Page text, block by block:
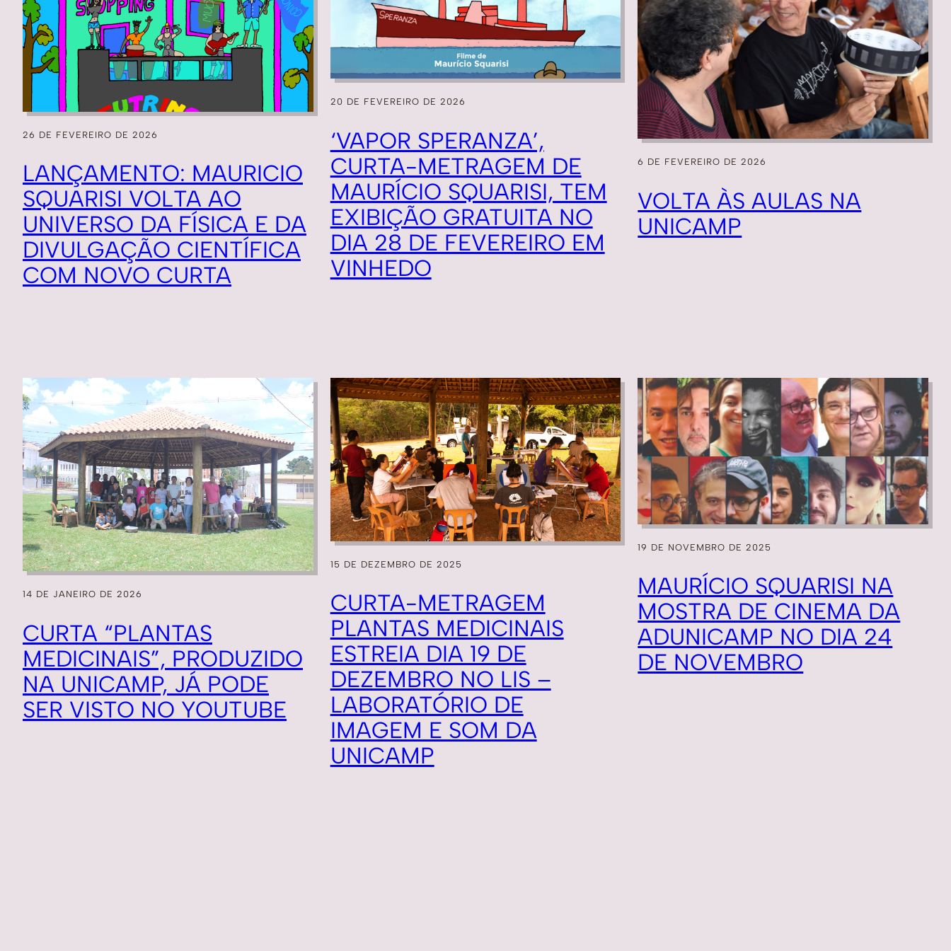
26 DE FEVEREIRO DE 2026
LANÇAMENTO: MAURICIO
SQUARISI VOLTA AO
UNIVERSO DA FÍSICA E DA
DIVULGAÇÃO CIENTÍFICA
COM NOVO CURTA
20 DE FEVEREIRO DE 2026
‘VAPOR SPERANZA’,
CURTA-METRAGEM DE
MAURÍCIO SQUARISI, TEM
EXIBIÇÃO GRATUITA NO
DIA 28 DE FEVEREIRO EM
VINHEDO
6 DE FEVEREIRO DE 2026
VOLTA ÀS AULAS NA
UNICAMP
14 DE JANEIRO DE 2026
CURTA “PLANTAS
MEDICINAIS”, PRODUZIDO
NA UNICAMP, JÁ PODE
SER VISTO NO YOUTUBE
15 DE DEZEMBRO DE 2025
CURTA-METRAGEM
PLANTAS MEDICINAIS
ESTREIA DIA 19 DE
DEZEMBRO NO LIS –
LABORATÓRIO DE
IMAGEM E SOM DA
UNICAMP
19 DE NOVEMBRO DE 2025
MAURÍCIO SQUARISI NA
MOSTRA DE CINEMA DA
ADUNICAMP NO DIA 24
DE NOVEMBRO